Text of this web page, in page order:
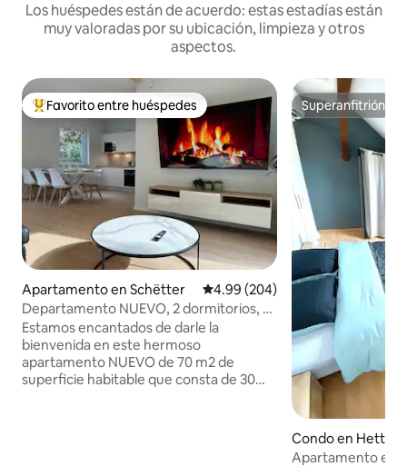
Los huéspedes están de acuerdo: estas estadías están
muy valoradas por su ubicación, limpieza y otros
aspectos.
Favorito entre huéspedes preferido
Favorito entre huéspedes
Apartamento en Schëtter Calificación promedio: 4.99 de
4.99 (204)
Departamento NUEVO, 2 dormitorios, 3
camas, 6 personas
Estamos encantados de darle la
bienvenida en este hermoso
apartamento NUEVO de 70 m2 de
superficie habitable que consta de 30
Superanfitrión
Superanfitrión
Condo en
e
Apartamento